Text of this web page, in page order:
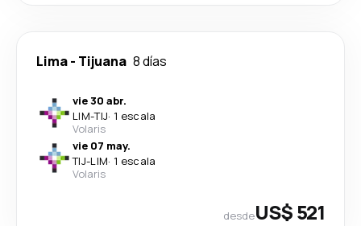
Lima- Tijuana 8 días
vie 30 abr.
LIM-TIJ· 1 escala
Volaris
vie 07 may.
TIJ-LIM· 1 escala
Volaris
desdeUS$ 521